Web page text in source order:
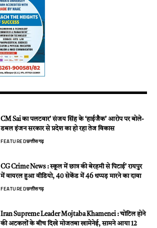
CM Sai का पलटवार’ संजय सिंह के ‘हाईजैक’ आरोप पर बोले-
डबल इंजन सरकार से प्रदेश का हो रहा तेज विकास
FEATUREDछत्तीसगढ़
CG Crime News : स्कूल में छात्र की बेरहमी से पिटाई’ रायपुर
में वायरल हुआ वीडियो, 40 सेकेंड में 46 थप्पड़ मारने का दावा
FEATUREDछत्तीसगढ़
Iran Supreme Leader Mojtaba Khamenei : चोटिल होने
की अटकलों के बीच दिखे मोजतबा खामेनेई, सामने आया 12